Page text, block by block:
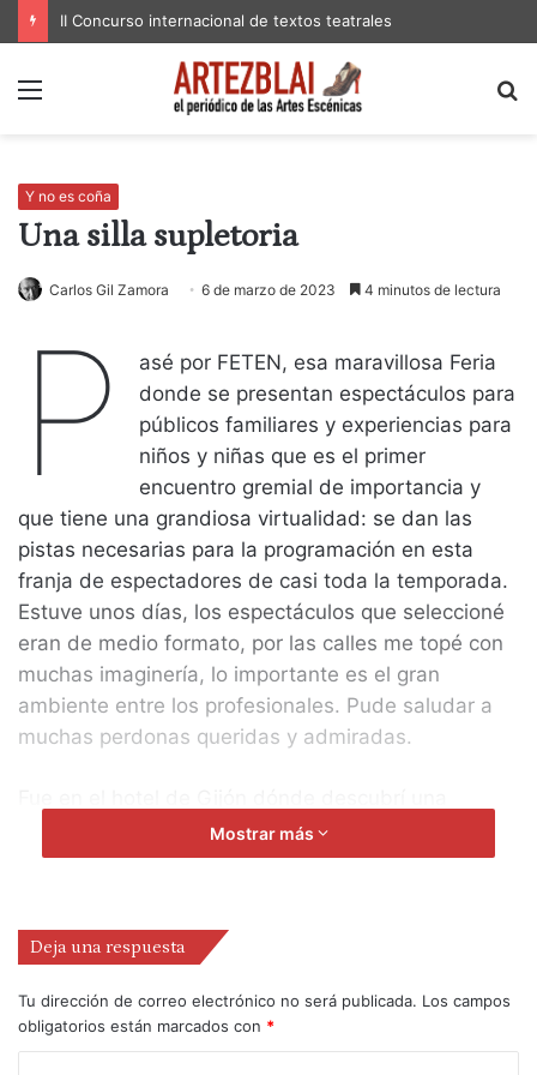
II Concurso internacional de textos teatrales
Menú
Y no es coña
Una silla supletoria
Carlos Gil Zamora 6 de marzo de 2023 4 minutos de lectura
P
asé por FETEN, esa maravillosa Feria
donde se presentan espectáculos para
públicos familiares y experiencias para
niños y niñas que es el primer
encuentro gremial de importancia y
que tiene una grandiosa virtualidad: se dan las
pistas necesarias para la programación en esta
franja de espectadores de casi toda la temporada.
Estuve unos días, los espectáculos que seleccioné
eran de medio formato, por las calles me topé con
muchas imaginería, lo importante es el gran
ambiente entre los profesionales. Pude saludar a
muchas perdonas queridas y admiradas.
circunstancia temida, sospechada por mis fugas
metodológicas, y es que alguien con el que
invitación. Y me espeta solemne que no había
gustado. Es de los que sabe que tengo una
estructura de defensa de la coherencia que es no
Mostrar más
Deja una respuesta
Tu dirección de correo electrónico no será publicada. Los campos
obligatorios están marcados con *